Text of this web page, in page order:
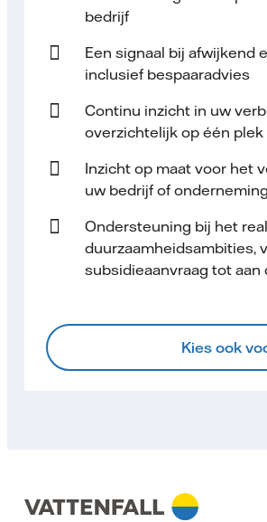
bedrijf
Een signaal bij afwijkend
inclusief bespaaradvies
Continu inzicht in uw
overzichtelijk op één plek
Inzicht op maat voor het
uw bedrijf of onderneming
Ondersteuning bij het
duurzaamheidsambities,
subsidieaanvraag tot aan
Kies ook